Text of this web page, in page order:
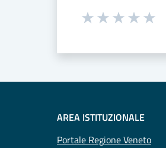
Seleziona una
AREA ISTITUZIONALE
Portale Regione Veneto